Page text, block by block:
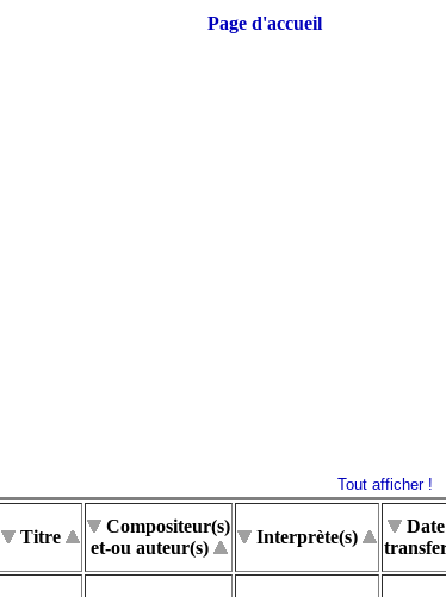
Page d'accueil
Tout afficher !
Titre
Compositeur(s)
et-ou auteur(s)
Interprète(s)